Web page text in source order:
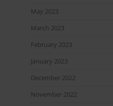
May 2023
March 2023
February 2023
January 2023
December 2022
November 2022